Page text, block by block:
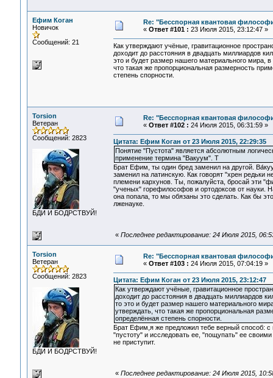
Ефим Коган
Новичок
Сообщений: 21
Re: "Бесспорная квантовая
« Ответ #101 : 23 Июля 2015, 23:12:47 »
Как утверждают учёные, гравитационное
доходит до расстояния в двадцать миллиардов
это и будет размер нашего материального мира,
что такая же пропорциональная размерность
степень спорности.
Torsion
Ветеран
Сообщений: 2823
БДИ И БОДРСТВУЙ!
Re: "Бесспорная квантовая
« Ответ #102 : 24 Июля 2015, 06:31:59 »
Цитата: Ефим Коган от 23 Июля 2015, 22:29:35
Понятие "Пустота" является абсолютным
применение термина "Вакуум". Т
Брат Ефим, ты один бред заменил на другой.
заменил на латинскую. Как говорят "хрен
племени кархунов. Ты, пожалуйста, бросай эти
"ученых" горефилософов и ортодоксов от
она попала, то мы обязаны это сделать. Как бы
лженауке.
« Последнее редактирование: 24 Июля 2015,
Torsion
Ветеран
Сообщений: 2823
БДИ И БОДРСТВУЙ!
Re: "Бесспорная квантовая
« Ответ #103 : 24 Июля 2015, 07:04:19 »
Цитата: Ефим Коган от 23 Июля 2015, 23:12:47
Как утверждают учёные, гравитационное
доходит до расстояния в двадцать миллиардов
то это и будет размер нашего материального
утверждать, что такая же пропорциональная
определённая степень спорности.
Брат Ефим,я же предложил тебе верный способ:
"пустоту" и исследовать ее, "пощупать" ее
не приступит.
« Последнее редактирование: 24 Июля 2015,